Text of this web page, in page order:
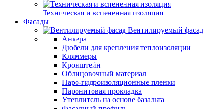
Техническая и вспененная изоляция
Фасады
Вентилируемый фасад
Анкера
Дюбели для крепления теплоизоляции
Кляммеры
Кронштейн
Облицовочный материал
Паро-гидроизоляционные пленки
Паронитовая прокладка
Утеплитель на основе базальта